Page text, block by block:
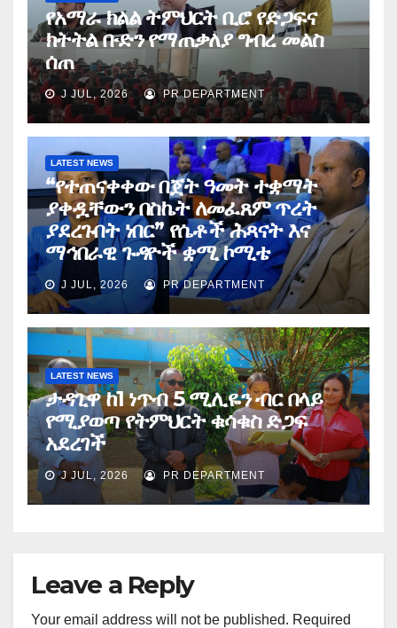
የአማራ ክልል ትምህርት ቢሮ የድጋፍና
ክትትል ቡድን የማጠቃለያ ግብረ መልስ
ሰጠ
J JUL, 2026 PR DEPARTMENT
LATEST NEWS
“የተጠናቀቀው በጀት ዓመት ተቋማት
ያቀዷቸውን በስኬት ለመፈጸም ጥረት
ያደረጉበት ነበር” የሴቶች ሕጻናት እና
ማኅበራዊ ጉዳዮች ቋሚ ኮሚቴ
J JUL, 2026 PR DEPARTMENT
LATEST NEWS
ታዳጊዋ ከ1 ነጥብ 5 ሚሊዬን ብር በላይ
የሚያወጣ የትምህርት ቁሳቁስ ድጋፍ
አደረገች
J JUL, 2026 PR DEPARTMENT
Leave a Reply
Your email address will not be published. Required